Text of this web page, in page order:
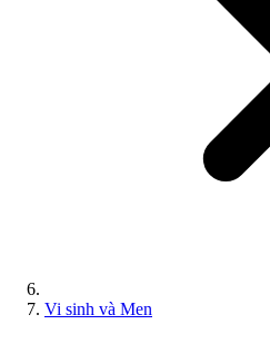
Vi sinh và Men